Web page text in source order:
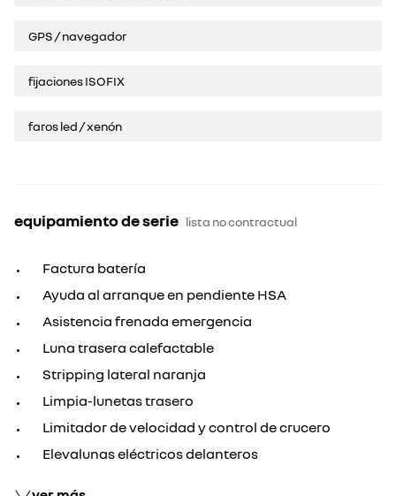
GPS / navegador
fijaciones ISOFIX
faros led / xenón
equipamiento de serie lista no contractual
Factura batería
Ayuda al arranque en pendiente HSA
Asistencia frenada emergencia
Luna trasera calefactable
Stripping lateral naranja
Limpia-lunetas trasero
Limitador de velocidad y control de crucero
Elevalunas eléctricos delanteros